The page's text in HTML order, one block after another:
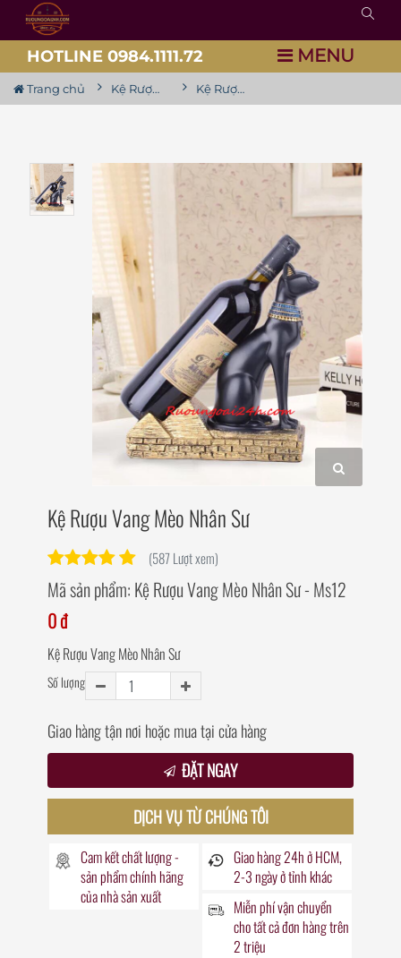
HOTLINE 0984.1111.72 MENU
Trang chủ Kệ Rượu Siêu Đẹp Kệ Rượu Vang Mèo Nhân Sư
Kệ Rượu Vang Mèo Nhân Sư
(587 Lượt xem)
Mã sản phẩm: Kệ Rượu Vang Mèo Nhân Sư - Ms12
0 đ
Kệ Rượu Vang Mèo Nhân Sư
Số lượng
Giao hàng tận nơi hoặc mua tại cửa hàng
ĐẶT NGAY
DỊCH VỤ TỪ CHÚNG TÔI
Cam kết chất lượng -
sản phẩm chính hãng
của nhà sản xuất
Giao hàng24hở HCM,
2-3 ngày ở tỉnh khác
Miễn phí vận chuyển
cho tất cả đơn hàng trên
2 triệu